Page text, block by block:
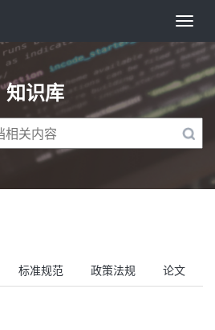
知识库
标准规范 政策法规 论文